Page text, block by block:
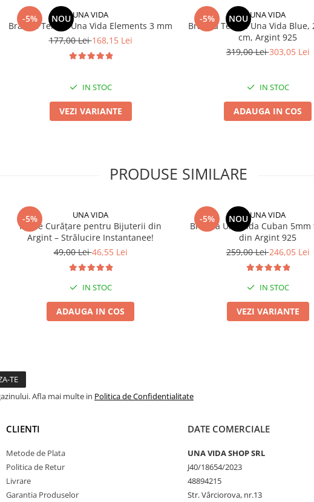
-5% NOUUNA VIDA
Bratara Tennis Una Vida Elements 3 mm
177,00 Lei168,15 Lei
IN STOC
VEZI VARIANTE
-5% NOUUNA VIDA
Bratara Tennis Una Vida Blue,
cm, Argint 925
319,00 Lei303,05 Lei
IN STOC
ADAUGA IN COS
PRODUSE SIMILARE
-5% UNA VIDA
Kit de Curățare pentru Bijuterii din
Argint – Strălucire Instantanee!
49,00 Lei46,55 Lei
IN STOC
ADAUGA IN COS
-5% NOUUNA VIDA
Bratara Una Vida Cuban
din Argint 925
259,00 Lei246,05 Lei
IN STOC
VEZI VARIANTE
Afla mai multe in Politica de Confidentialitate
CLIENTI
Metode de Plata
Politica de Retur
Livrare
Garantia Produselor
DATE COMERCIALE
UNA VIDA SHOP SRL
J40/18654/2023
48894215
Str. Vârciorova, nr.13